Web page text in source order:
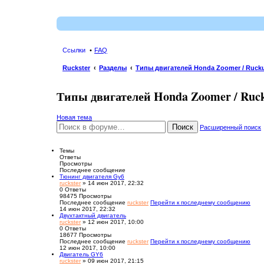
Ссылки FAQ
Ruckster Разделы Типы двигателей Honda Zoomer /
Типы двигателей Honda Zoomer /
Новая тема
Поиск
Расширенный поиск
Темы
Ответы
Просмотры
Последнее сообщение
Тюнинг двигателя Gy6
ruckster» 14 июн 2017, 22:32
0 Ответы
98475 Просмотры
Последнее сообщение ruckster Перейти к последнему сообщению
14 июн 2017, 22:32
Двухтактный двигатель
ruckster» 12 июн 2017, 10:00
0 Ответы
18677 Просмотры
Последнее сообщение ruckster Перейти к последнему сообщению
12 июн 2017, 10:00
Двигатель GY6
ruckster» 09 июн 2017, 21:15